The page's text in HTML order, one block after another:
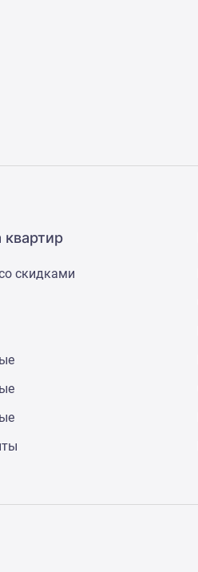
скидками